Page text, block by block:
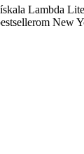
Lambda
New